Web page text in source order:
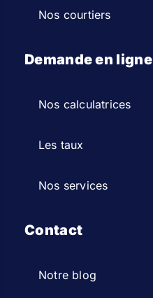
Nos courtiers
Demande en ligne
Nos calculatrices
Les taux
Nos services
Contact
Notre blog